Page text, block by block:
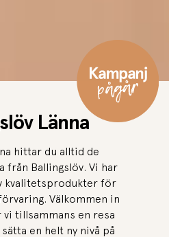
Länna
hittar du alltid de
från Ballingslöv. Vi har
kvalitetsprodukter för
Välkommen in
tillsammans en resa
en helt ny nivå på